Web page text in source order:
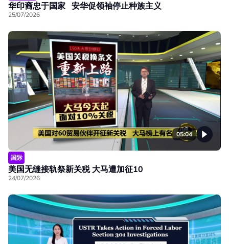
华印裔忠于国家 安华促领袖停止种族主义
25/07/2026
05:04
国际
美国无缝接轨祭新关税 大马遭加征10
24/07/2026